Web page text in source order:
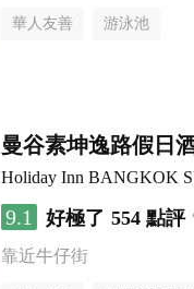
華人友善 游泳池
曼谷素坤逸路假日
Holiday Inn BANGKOK
9.1 好極了 554 點評
靠近牛仔街